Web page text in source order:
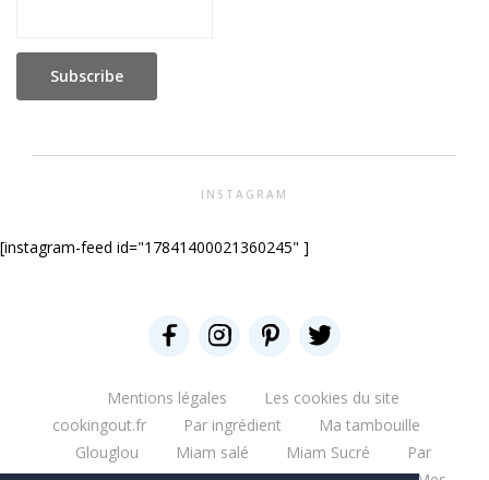
INSTAGRAM
[instagram-feed id="17841400021360245" ]
Mentions légales
Les cookies du site
cookingout.fr
Par ingrédient
Ma tambouille
Glouglou
Miam salé Miam Sucré
Par